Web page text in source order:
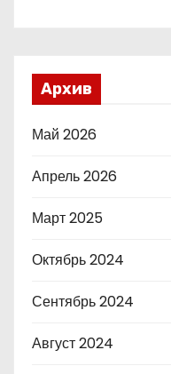
Архив
Май 2026
Апрель 2026
Март 2025
Октябрь 2024
Сентябрь 2024
Август 2024